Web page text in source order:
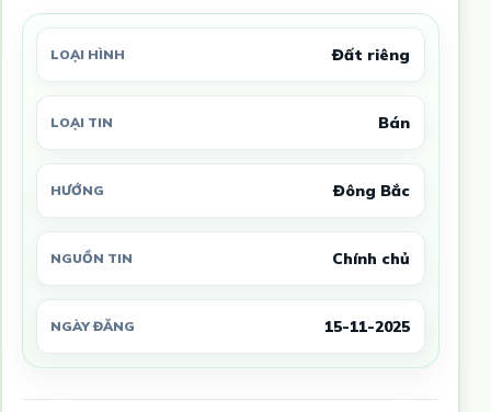
LOẠI HÌNH Đất riêng
LOẠI TIN Bán
HƯỚNG Đông Bắc
NGUỒN TIN Chính chủ
NGÀY ĐĂNG 15-11-2025